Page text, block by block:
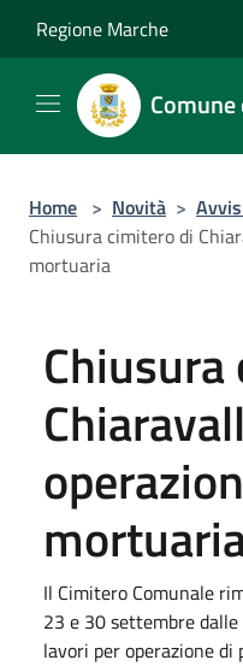
Regione Marche
Home > Novità >
Chiusura cimitero di
mortuaria
Il Cimitero Comunale
23 e 30 settembre
lavori per operazione